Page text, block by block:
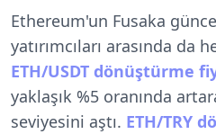
Ethereum'un Fusaka
yatırımcıları arasında da
ETH/USDT dönüştürme
yaklaşık %5 oranında
seviyesini aştı. ETH/TRY